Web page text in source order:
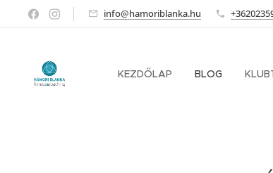
info@hamoriblanka.hu
KEZDŐLAP BLOG